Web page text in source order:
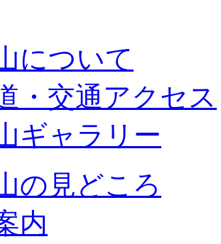
について
・交通アクセス
ギャラリー
の見どころ
内